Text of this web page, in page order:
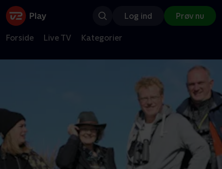
Log ind Prøv nu
Forside Live TV Kategorier